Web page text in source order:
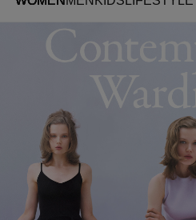
ITEMS
新着アイテム
再入荷アイテム
はじめてご利用の方
新規会員